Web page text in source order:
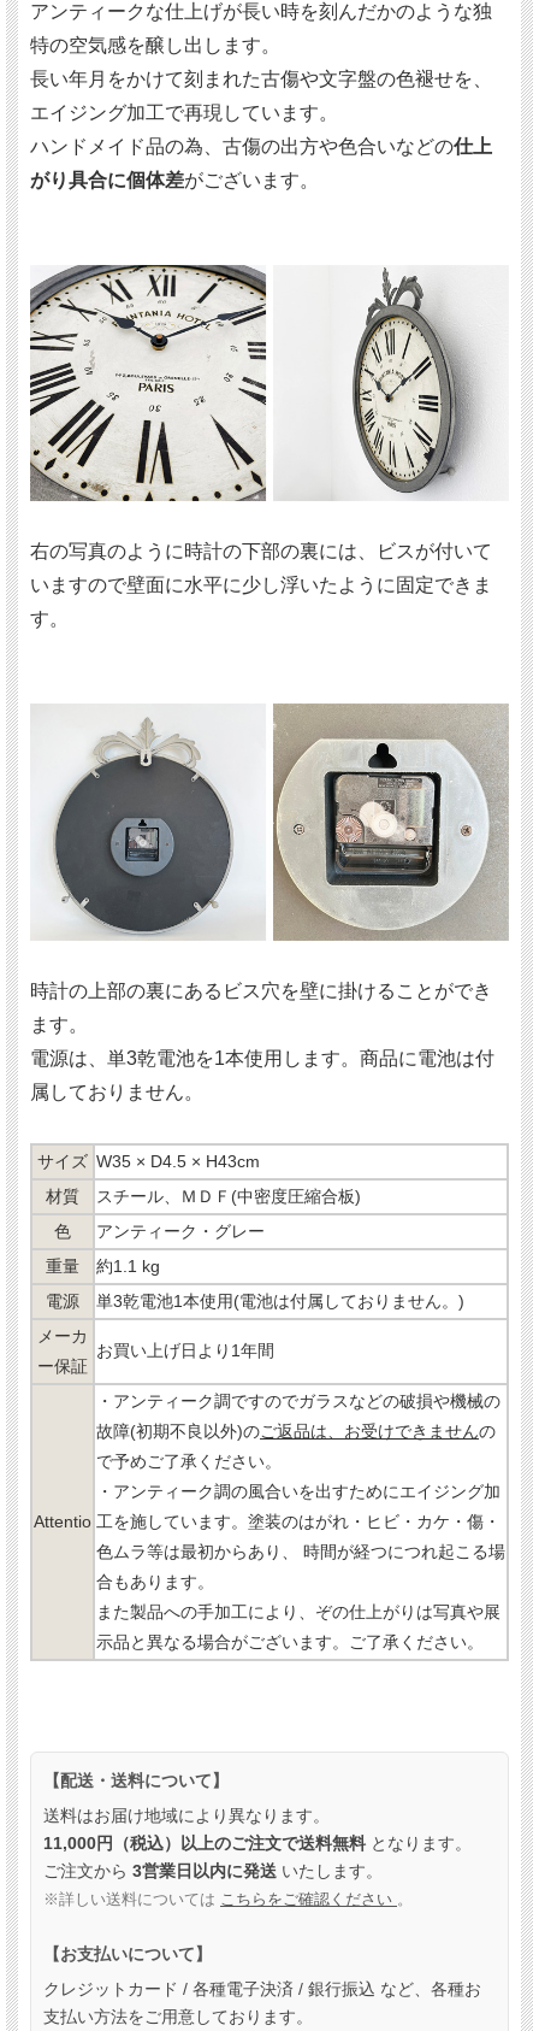
アンティークな仕上げが長い時を刻んだかのような独
特の空気感を醸し出します。
長い年月をかけて刻まれた古傷や文字盤の色褪せを、
エイジング加工で再現しています。
ハンドメイド品の為、古傷の出方や色合いなどの仕上
がり具合に個体差がございます。
右の写真のように時計の下部の裏には、ビスが付いて
いますので壁面に水平に少し浮いたように固定できま
す。
時計の上部の裏にあるビス穴を壁に掛けることができ
ます。
電源は、単3乾電池を1本使用します。商品に電池は付
属しておりません。
サイズ W35 × D4.5 × H43cm
材質
スチール、ＭＤＦ(中密度圧縮合板)
色
アンティーク・グレー
重量
約1.1 kg
電源
単3乾電池1本使用(電池は付属しておりません。)
メーカ
ー保証
お買い上げ日より1年間
Attentio
・アンティーク調ですのでガラスなどの破損や機械の
故障(初期不良以外)のご返品は、お受けできませんの
で予めご了承ください。
・アンティーク調の風合いを出すためにエイジング加
工を施しています。塗装のはがれ・ヒビ・カケ・傷・
色ムラ等は最初からあり、 時間が経つにつれ起こる場
合もあります。
また製品への手加工により、ぞの仕上がりは写真や展
示品と異なる場合がございます。ご了承ください。
【配送・送料について】
送料はお届け地域により異なります。
11,000円（税込）以上のご注文で送料無料 となります。
ご注文から 3営業日以内に発送 いたします。
※詳しい送料については こちらをご確認ください 。
【お支払いについて】
クレジットカード / 各種電子決済 / 銀行振込 など、各種お
支払い方法をご用意しております。